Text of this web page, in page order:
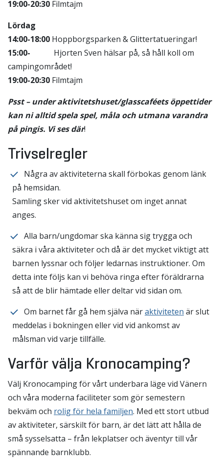
19:00-20:30 Filmtajm
Lördag
14:00-18:00 Hoppborgsparken & Glittertatueringar!
15:00-
Hjorten Sven hälsar på, så håll koll om
campingområdet!
19:00-20:30 Filmtajm
Psst – under aktivitetshuset/glasscaféets öppettider
kan ni alltid spela spel, måla och utmana varandra
på pingis. Vi ses där!
Trivselregler
Några av aktiviteterna skall förbokas genom länk
på hemsidan.
Samling sker vid aktivitetshuset om inget annat
anges.
Alla barn/ungdomar ska känna sig trygga och
säkra i våra aktiviteter och då är det mycket viktigt att
barnen lyssnar och följer ledarnas instruktioner. Om
detta inte följs kan vi behöva ringa efter föräldrarna
så att de blir hämtade eller deltar vid sidan om.
Om barnet får gå hem själva näraktiviteten är slut
meddelas i bokningen eller vid vid ankomst av
målsman vid varje tillfälle.
Varför välja Kronocamping?
Välj Kronocamping för vårt underbara läge vid Vänern
och våra moderna faciliteter som gör semestern
bekväm och rolig för hela familjen. Med ett stort utbud
av aktiviteter, särskilt för barn, är det lätt att hålla de
små sysselsatta – från lekplatser och äventyr till vår
spännande barnklubb.